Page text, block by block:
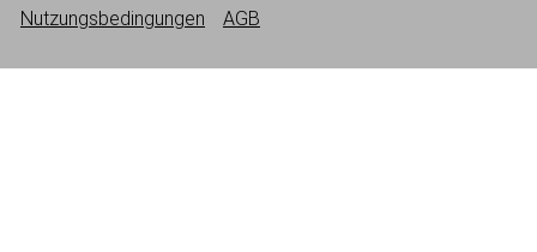
Nutzungsbedingungen
AGB